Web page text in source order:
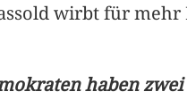
wirbt für
haben